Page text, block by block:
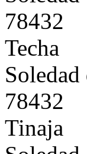
78432
Techa
Soledad
78432
Tinaja